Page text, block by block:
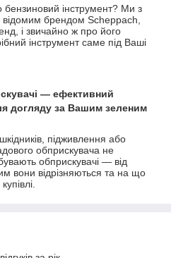
інструмент? Ми з
відомим брендом Scheppach,
і звичайно ж про його
інструмент саме під Ваші
— ефективний
догляду за Вашим зеленим
підживлення або
обприскувача не
обприскувачі — від
вони відрізняються та на що